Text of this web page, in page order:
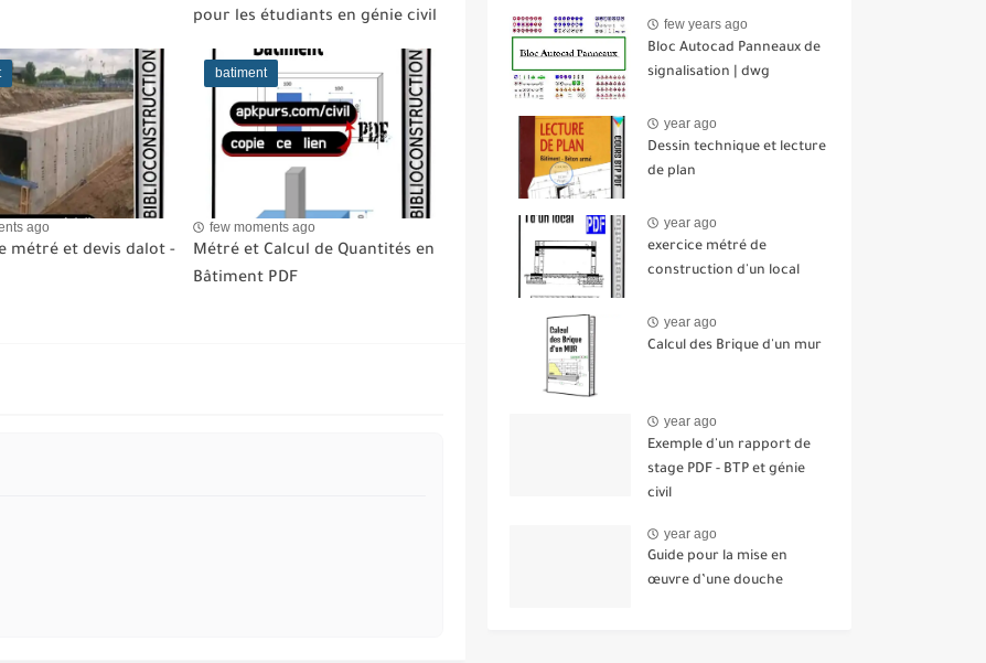
pour les étudiants en génie civil
ago
métré et devis dalot -
batiment
few moments ago
Métré et Calcul de Quantités en
Bâtiment PDF
few years ago
Bloc Autocad Panneaux de
signalisation | dwg
year ago
Dessin technique et lecture
de plan
year ago
exercice métré de
construction d'un local
year ago
Calcul des Brique d'un mur
year ago
Exemple d'un rapport de
stage PDF - BTP et génie
civil
year ago
Guide pour la mise en
œuvre d’une douche